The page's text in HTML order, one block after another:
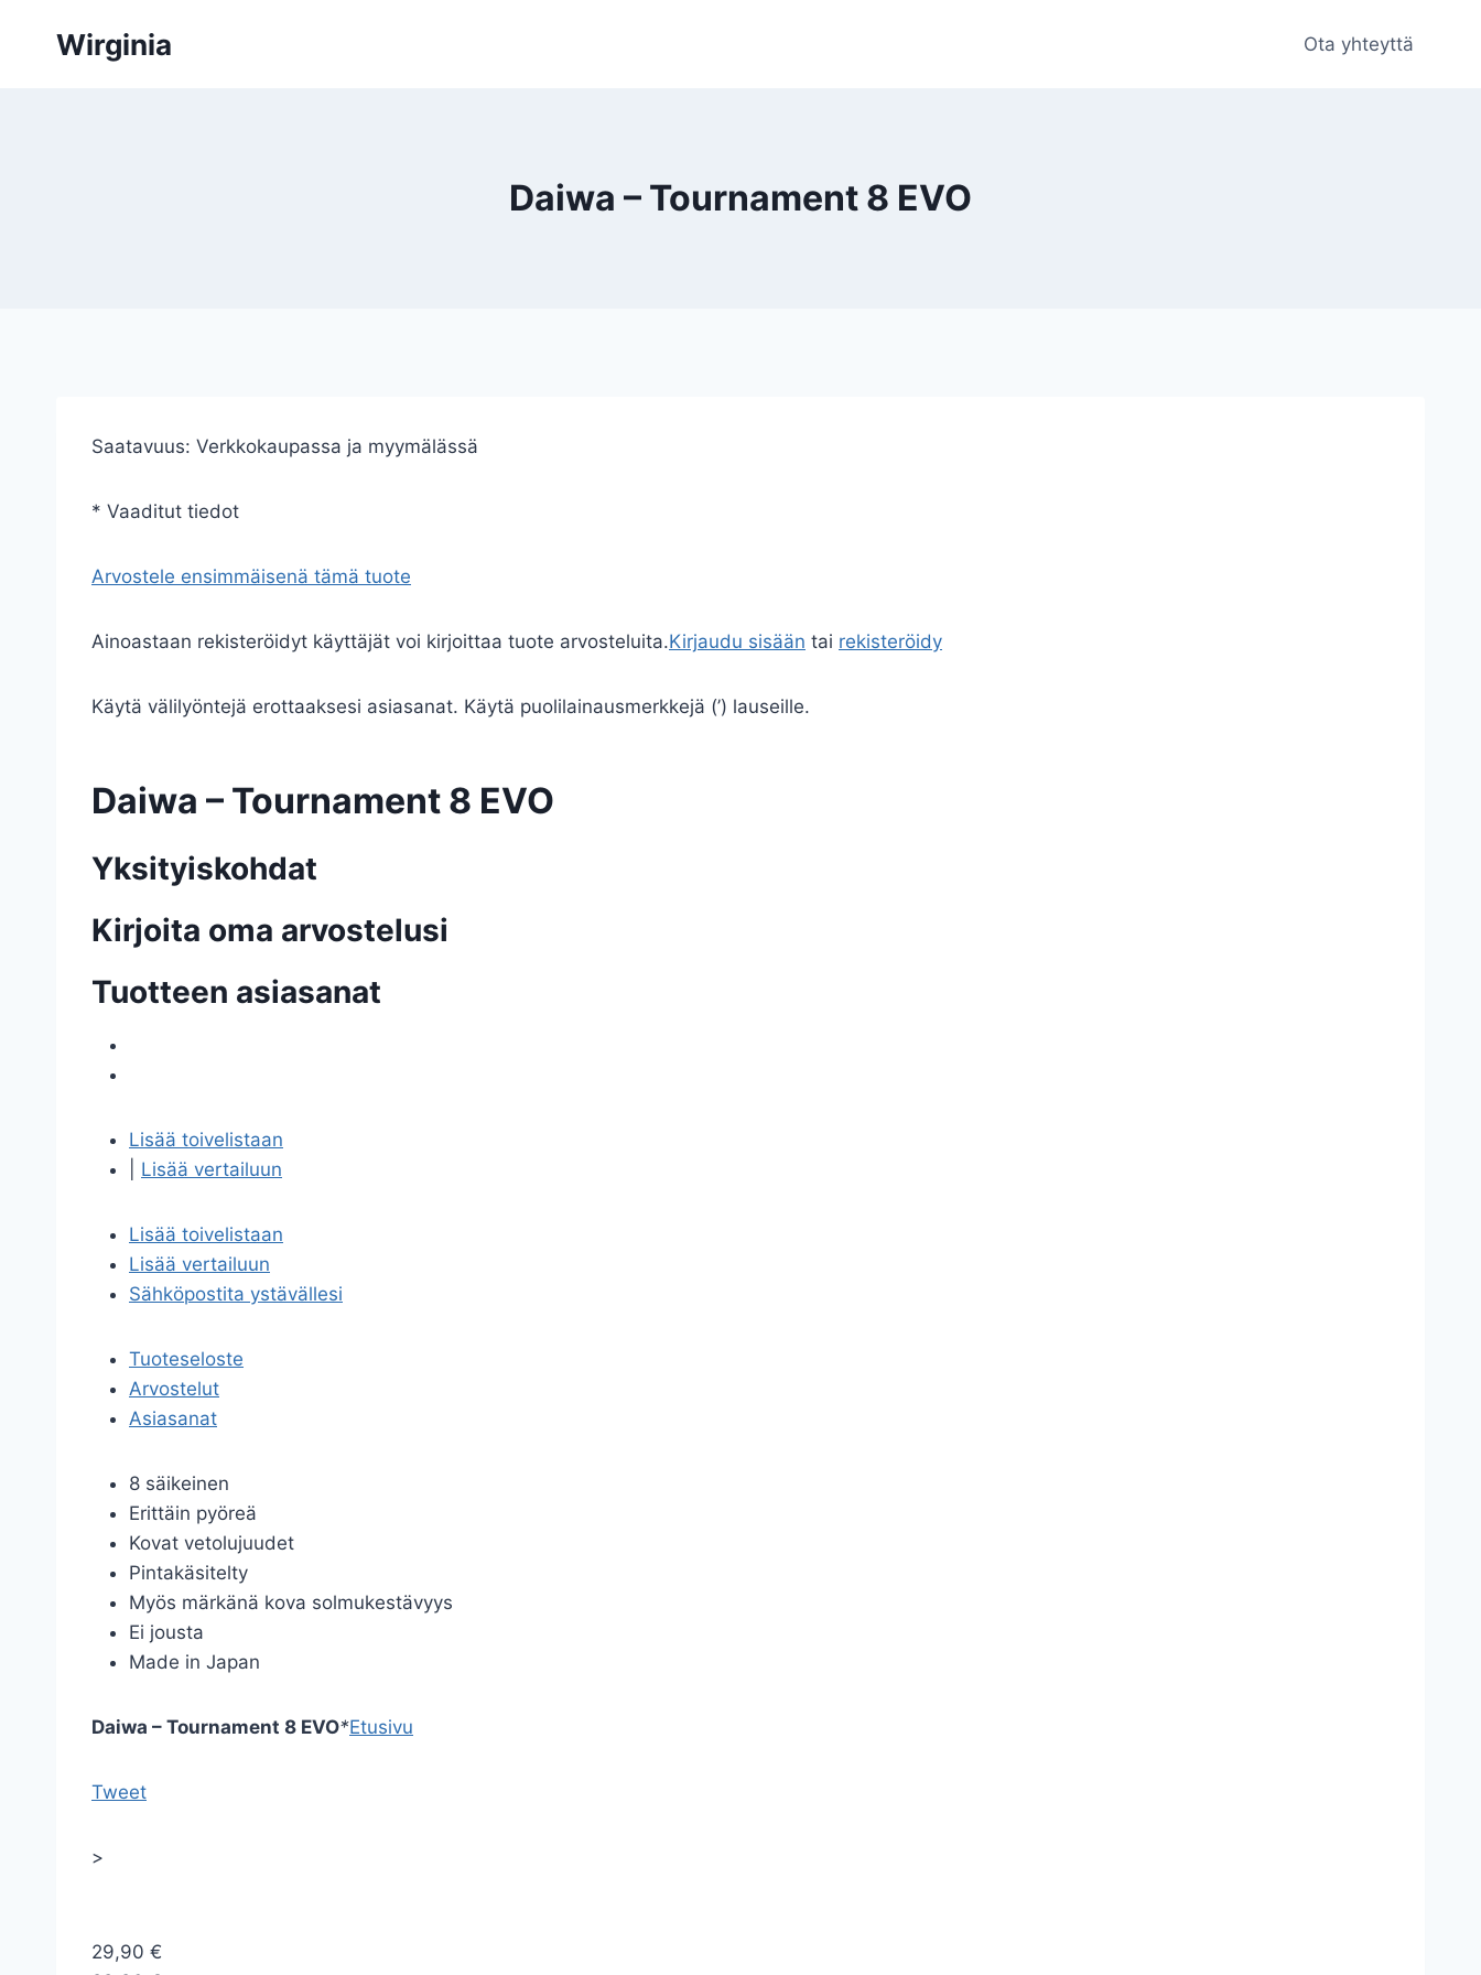
sisältöönWirginia Ota yhteyttä
Daiwa – Tournament 8 EVO
Saatavuus: Verkkokaupassa ja myymälässä
* Vaaditut tiedot
Arvostele ensimmäisenä tämä tuote
Ainoastaan rekisteröidyt käyttäjät voi kirjoittaa tuote arvosteluita.Kirjaudu sisään tai rekisteröidy
Käytä välilyöntejä erottaaksesi asiasanat. Käytä puolilainausmerkkejä (’) lauseille.
Daiwa – Tournament 8 EVO
Yksityiskohdat
Kirjoita oma arvostelusi
Tuotteen asiasanat
Lisää toivelistaan
Lisää vertailuun
Lisää toivelistaan
Lisää vertailuun
Sähköpostita ystävällesi
Tuoteseloste
Arvostelut
Asiasanat
8 säikeinen
Erittäin pyöreä
Kovat vetolujuudet
Pintakäsitelty
Myös märkänä kova solmukestävyys
Ei jousta
Made in Japan
Daiwa – Tournament 8 EVO*Etusivu
Tweet
>
29,90 €